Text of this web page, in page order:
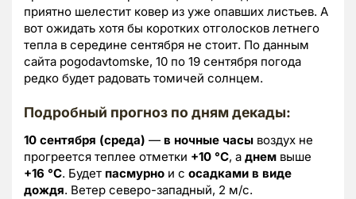
приятно шелестит ковер из уже опавших листьев. А
вот ожидать хотя бы коротких отголосков летнего
тепла в середине сентября не стоит. По данным
сайта pogodavtomske, 10 по 19 сентября погода
редко будет радовать томичей солнцем.
Подробный прогноз по дням декады:
10 сентября (среда) — в ночные часы воздух не
прогреется теплее отметки +10 °C, а днем выше
+16 °C. Будет пасмурно и с осадками в виде
дождя. Ветер северо-западный, 2 м/с.